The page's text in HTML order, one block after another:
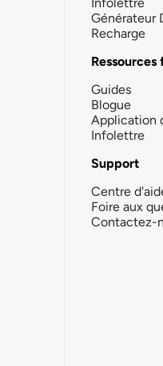
Générateur
Recharge
Guides
Blogue
Application
Infolettre
Support
Centre
Foire aux
Contactez-